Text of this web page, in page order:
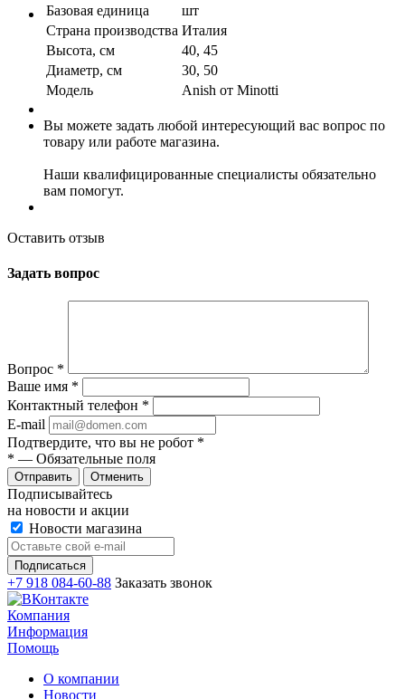
Базовая единица
шт
Страна производства Италия
Высота, см
40, 45
Диаметр, см
30, 50
Модель
Anish от Minotti
Вы можете задать любой интересующий вас вопрос по
товару или работе магазина.
Наши квалифицированные специалисты обязательно
вам помогут.
Оставить отзыв
Задать вопрос
Вопрос *
Ваше имя *
Контактный телефон *
E-mail
Подтвердите, что вы не робот *
* — Обязательные поля
Отменить
Подписывайтесь
на новости и акции
Новости магазина
+7 918 084-60-88 Заказать звонок
Компания
Информация
Помощь
О компании
Новости